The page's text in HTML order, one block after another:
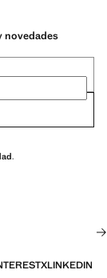
novedades
.
XLINKEDIN